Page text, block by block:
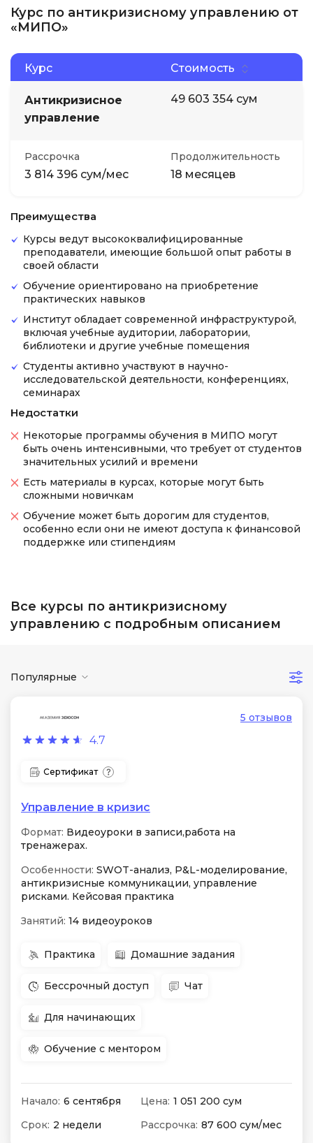
Курс по антикризисному управлению от
«МИПО»
Курс Стоимость
Антикризисное
управление
49 603 354 сум
Рассрочка
3 814 396 сум/мес
Продолжительность
18 месяцев
Преимущества
Курсы ведут высококвалифицированные
преподаватели, имеющие большой опыт работы в
своей области
Обучение ориентировано на приобретение
практических навыков
Институт обладает современной инфраструктурой,
включая учебные аудитории, лаборатории,
библиотеки и другие учебные помещения
Студенты активно участвуют в научно-
исследовательской деятельности, конференциях,
семинарах
Недостатки
Некоторые программы обучения в МИПО могут
быть очень интенсивными, что требует от студентов
значительных усилий и времени
Есть материалы в курсах, которые могут быть
сложными новичкам
Обучение может быть дорогим для студентов,
особенно если они не имеют доступа к финансовой
поддержке или стипендиям
Все курсы по антикризисному
управлению с подробным описанием
Популярные
4.7
5 отзывов
Сертификат
Управление в кризис
Формат: Видеоуроки в записи,работа на
тренажерах.
Особенности: SWOT-анализ, P&L-моделирование,
антикризисные коммуникации, управление
рисками. Кейсовая практика
Занятий: 14 видеоуроков
Практика Домашние задания
Бессрочный доступ Чат
Для начинающих
Обучение с ментором
Начало: 6 сентября Цена: 1 051 200 сум
Срок: 2 недели Рассрочка: 87 600 сум/мес